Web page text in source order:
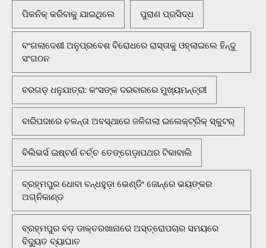
ପିକନିକ୍‌ କରିବାକୁ ଯାଇଥିଲେ ପୁରାଣ ପ୍ରସିଦ୍ଧ
ବଂଗଲାଦେଶୀ ଅନୁପ୍ରବେଶ ବିରୋଧରେ ରାସ୍ତାକୁ ଓହ୍ଲାଇଲେ ହିନ୍ଦୁ
ସଂଗଠନ
ବରଗଡ଼ ଧନୁଯାତ୍ରା: କଂସଙ୍କ ଦରବାରରେ ମୁଖ୍ୟମନ୍ତ୍ରୀ
ବାରିପଦାରେ ଚଳନ୍ତା ଅବସ୍ଥାରେ ଜଳିଗଲା ଇଲେକ୍ଟ୍ରିକ୍ ସ୍କୁଟର୍
ବିଲିଭର୍ସ ଇଷ୍ଟର୍ଣ ଚର୍ଚ୍ଚ ତେଙ୍ଗେଡ଼ାପଥର ଟିକାବାଲି
ବ୍ରହ୍ମପୁର ଧୋବା ବନ୍ଧହୁଡ଼ା ଭେଣ୍ଡିଂ ଜୋନ୍‌ରେ ଭୟଙ୍କର
ଅଗ୍ନିକାଣ୍ଡ
ବ୍ରହ୍ମପୁର ବଡ଼ ଡାକ୍ତରଖାନାରେ ଅସ୍ତ୍ରୋପଚାର ସମୟରେ
ବିଦ୍ୟୁତ ବ୍ୟାଘାତ